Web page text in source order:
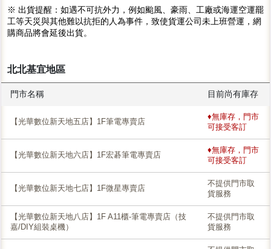
※ 出貨提醒：如遇不可抗外力，例如颱風、豪雨、工廠或海運空運罷
工等天災與其他難以抗拒的人為事件，致使貨運公司未上班營運，網
購商品將會延後出貨。
北北基宜地區
門市名稱 目前尚有庫存
【光華數位新天地五店】1F筆電專賣店
♦無庫存，門市
可接受客訂
【光華數位新天地六店】1F宏碁筆電專賣店
♦無庫存，門市
可接受客訂
【光華數位新天地七店】1F微星專賣店
不提供門市取
貨服務
【光華數位新天地八店】1F A11櫃-筆電專賣店（技
嘉/DIY組裝桌機）
不提供門市取
貨服務